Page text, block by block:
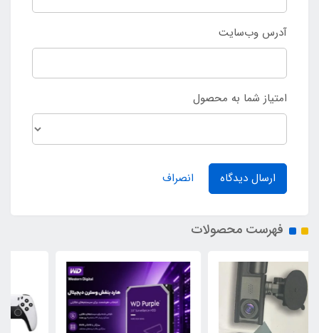
آدرس وب‌سایت
امتیاز شما به محصول
ارسال دیدگاه انصراف
فهرست محصولات